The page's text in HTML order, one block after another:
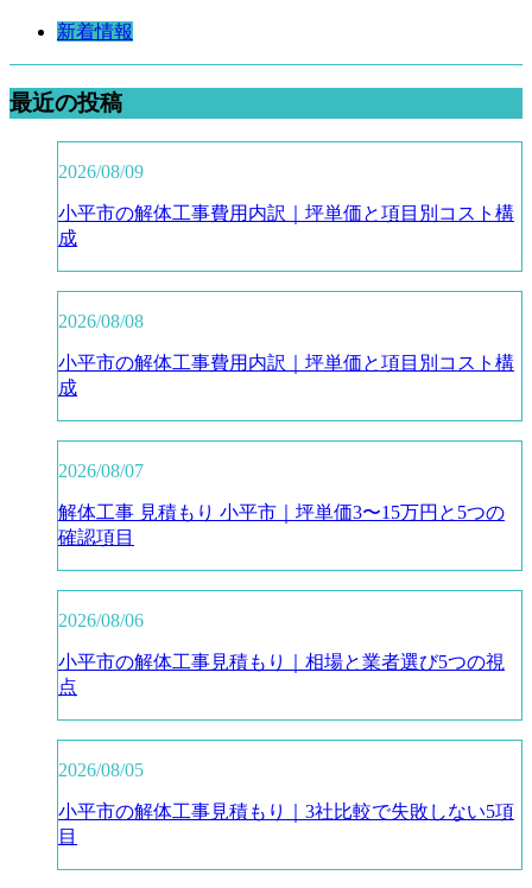
新着情報
最近の投稿
2026/08/09
小平市の解体工事費用内訳｜坪単価と項目別コスト構
成
2026/08/08
小平市の解体工事費用内訳｜坪単価と項目別コスト構
成
2026/08/07
解体工事 見積もり 小平市｜坪単価3〜15万円と5つの
確認項目
2026/08/06
小平市の解体工事見積もり｜相場と業者選び5つの視
点
2026/08/05
小平市の解体工事見積もり｜3社比較で失敗しない5項
目